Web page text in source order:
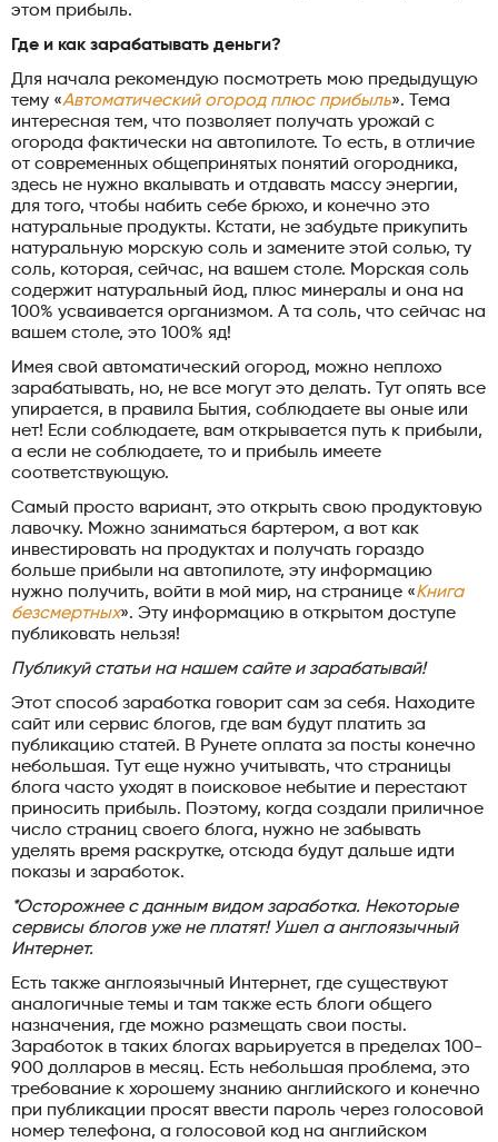
этом прибыль.
Где и как зарабатывать деньги?
Для начала рекомендую посмотреть мою предыдущую
тему «Автоматический огород плюс прибыль». Тема
интересная тем, что позволяет получать урожай с
огорода фактически на автопилоте. То есть, в отличие
от современных общепринятых понятий огородника,
здесь не нужно вкалывать и отдавать массу энергии,
для того, чтобы набить себе брюхо, и конечно это
натуральные продукты. Кстати, не забудьте прикупить
натуральную морскую соль и замените этой солью, ту
соль, которая, сейчас, на вашем столе. Морская соль
содержит натуральный йод, плюс минералы и она на
100% усваивается организмом. А та соль, что сейчас на
вашем столе, это 100% яд!
Имея свой автоматический огород, можно неплохо
зарабатывать, но, не все могут это делать. Тут опять все
упирается, в правила Бытия, соблюдаете вы оные или
нет! Если соблюдаете, вам открывается путь к прибыли,
а если не соблюдаете, то и прибыль имеете
соответствующую.
Самый просто вариант, это открыть свою продуктовую
лавочку. Можно заниматься бартером, а вот как
инвестировать на продуктах и получать гораздо
больше прибыли на автопилоте, эту информацию
нужно получить, войти в мой мир, на странице «Книга
безсмертных». Эту информацию в открытом доступе
публиковать нельзя!
Публикуй статьи на нашем сайте и зарабатывай!
Этот способ заработка говорит сам за себя. Находите
сайт или сервис блогов, где вам будут платить за
публикацию статей. В Рунете оплата за посты конечно
небольшая. Тут еще нужно учитывать, что страницы
блога часто уходят в поисковое небытие и перестают
приносить прибыль. Поэтому, когда создали приличное
число страниц своего блога, нужно не забывать
уделять время раскрутке, отсюда будут дальше идти
показы и заработок.
*Осторожнее с данным видом заработка. Некоторые
сервисы блогов уже не платят! Ушел а англоязычный
Интернет.
Есть также англоязычный Интернет, где существуют
аналогичные темы и там также есть блоги общего
назначения, где можно размещать свои посты.
Заработок в таких блогах варьируется в пределах 100-
900 долларов в месяц. Есть небольшая проблема, это
требование к хорошему знанию английского и конечно
при публикации просят ввести пароль через голосовой
номер телефона, а голосовой код на английском